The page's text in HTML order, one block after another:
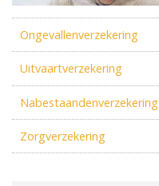
Ongevallenverzekering
Uitvaartverzekering
Nabestaandenverzekering
Zorgverzekering